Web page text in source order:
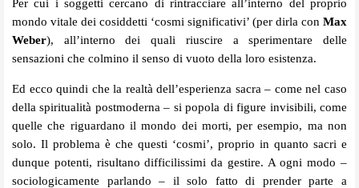
Per cui i soggetti cercano di rintracciare all’interno del proprio
mondo vitale dei cosiddetti ‘cosmi significativi’ (per dirla con Max
Weber), all’interno dei quali riuscire a sperimentare delle
sensazioni che colmino il senso di vuoto della loro esistenza.
Ed ecco quindi che la realtà dell’esperienza sacra – come nel caso
della spiritualità postmoderna – si popola di figure invisibili, come
quelle che riguardano il mondo dei morti, per esempio, ma non
solo. Il problema è che questi ‘cosmi’, proprio in quanto sacri e
dunque potenti, risultano difficilissimi da gestire. A ogni modo –
sociologicamente parlando – il solo fatto di prender parte a